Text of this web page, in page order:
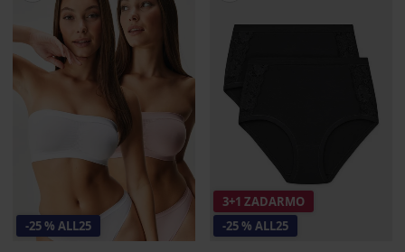
-25 % ALL25
3+1 ZADARMO
-25 % ALL25